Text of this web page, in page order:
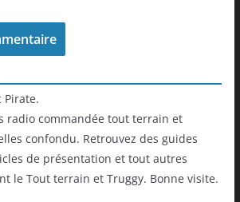
Pirate.
radio commandée tout terrain et
confondu. Retrouvez des guides
de présentation et tout autres
le Tout terrain et Truggy. Bonne visite.